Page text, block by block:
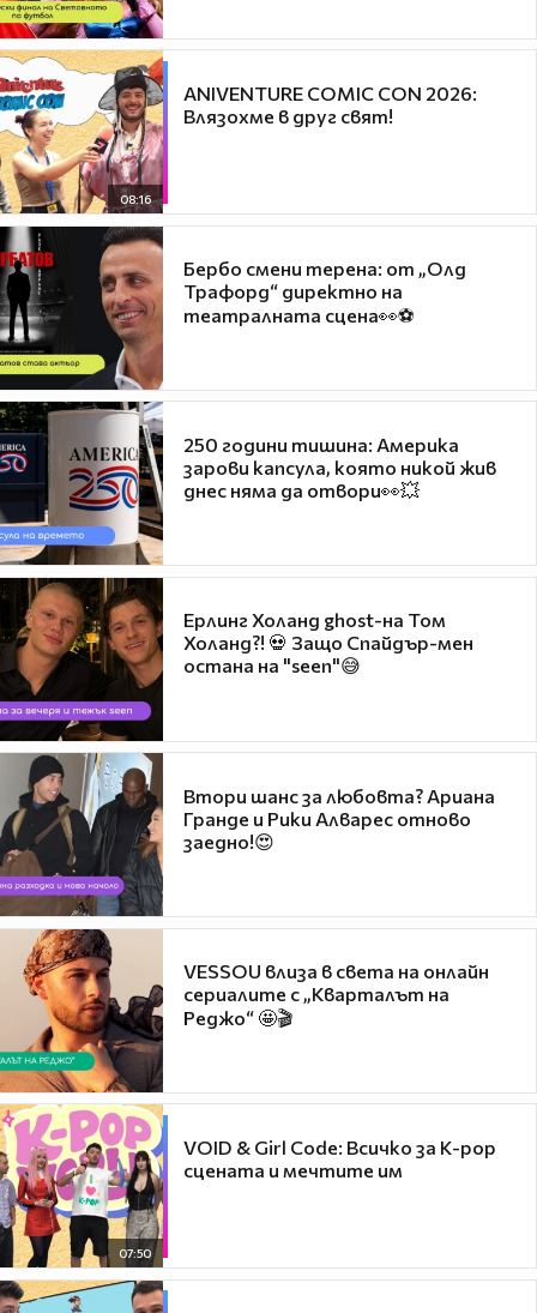
08:16
ANIVENTURE COMIC CON 2026:
Влязохме в друг свят!
Бербо смени терена: от „Олд
Трафорд“ директно на
театралната сцена👀⚽
250 години тишина: Америка
зарови капсула, която никой жив
днес няма да отвори👀💥
Ерлинг Холанд ghost-на Том
Холанд?! 💀 Защо Спайдър-мен
остана на "seen"😅
Втори шанс за любовта? Ариана
Гранде и Рики Алварес отново
заедно!😍
VESSOU влиза в света на онлайн
сериалите с „Кварталът на
Реджо“ 🤩🎬
07:50
VOID & Girl Code: Всичко за K-pop
сцената и мечтите им